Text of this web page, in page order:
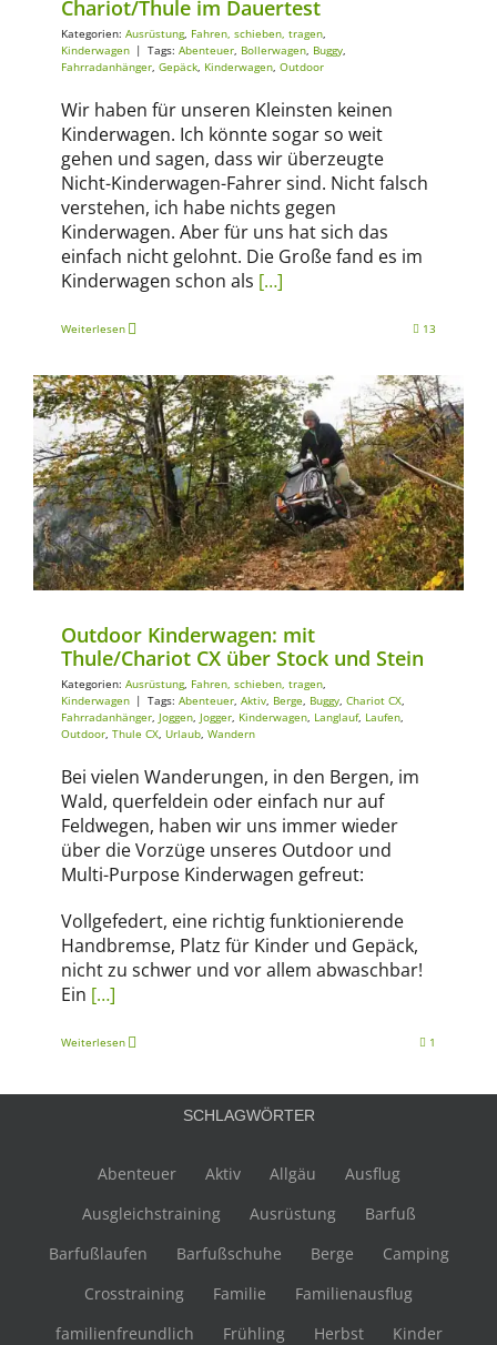
Chariot/Thule im Dauertest
Kategorien: Ausrüstung, Fahren, schieben, tragen,
Kinderwagen | Tags: Abenteuer, Bollerwagen, Buggy,
Fahrradanhänger, Gepäck, Kinderwagen, Outdoor
Wir haben für unseren Kleinsten keinen
Kinderwagen. Ich könnte sogar so weit
gehen und sagen, dass wir überzeugte
Nicht-Kinderwagen-Fahrer sind. Nicht falsch
verstehen, ich habe nichts gegen
Kinderwagen. Aber für uns hat sich das
einfach nicht gelohnt. Die Große fand es im
Kinderwagen schon als […]
Weiterlesen 13
Ausrüstung Fahren, schieben, tragen Kinderwagen
Outdoor Kinderwagen: mit
Thule/Chariot CX über Stock und Stein
Kategorien: Ausrüstung, Fahren, schieben, tragen,
Kinderwagen | Tags: Abenteuer, Aktiv, Berge, Buggy, Chariot CX,
Fahrradanhänger, Joggen, Jogger, Kinderwagen, Langlauf, Laufen,
Outdoor, Thule CX, Urlaub, Wandern
Bei vielen Wanderungen, in den Bergen, im
Wald, querfeldein oder einfach nur auf
Feldwegen, haben wir uns immer wieder
über die Vorzüge unseres Outdoor und
Multi-Purpose Kinderwagen gefreut:
Vollgefedert, eine richtig funktionierende
Handbremse, Platz für Kinder und Gepäck,
nicht zu schwer und vor allem abwaschbar!
Ein […]
Weiterlesen 1
SCHLAGWÖRTER
Abenteuer Aktiv Allgäu
Ausflug
Ausgleichstraining
Ausrüstung
Barfuß
Barfußlaufen
Barfußschuhe Berge
Camping
Crosstraining
Familie
Familienausflug
familienfreundlich
Frühling Herbst
Kinder